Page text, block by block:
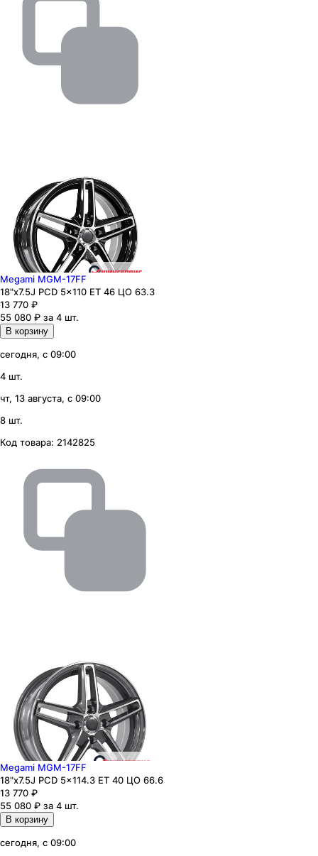
Megami MGM-17FF
18"x7.5J PCD 5x110 ЕТ 46 ЦО 63.3
13 770 ₽
55 080 ₽ за 4 шт.
В корзину
сегодня, с 09:00
4 шт.
чт, 13 августа, с 09:00
8 шт.
Код товара: 2142825
Megami MGM-17FF
18"x7.5J PCD 5x114.3 ЕТ 40 ЦО 66.6
13 770 ₽
55 080 ₽ за 4 шт.
В корзину
сегодня, с 09:00